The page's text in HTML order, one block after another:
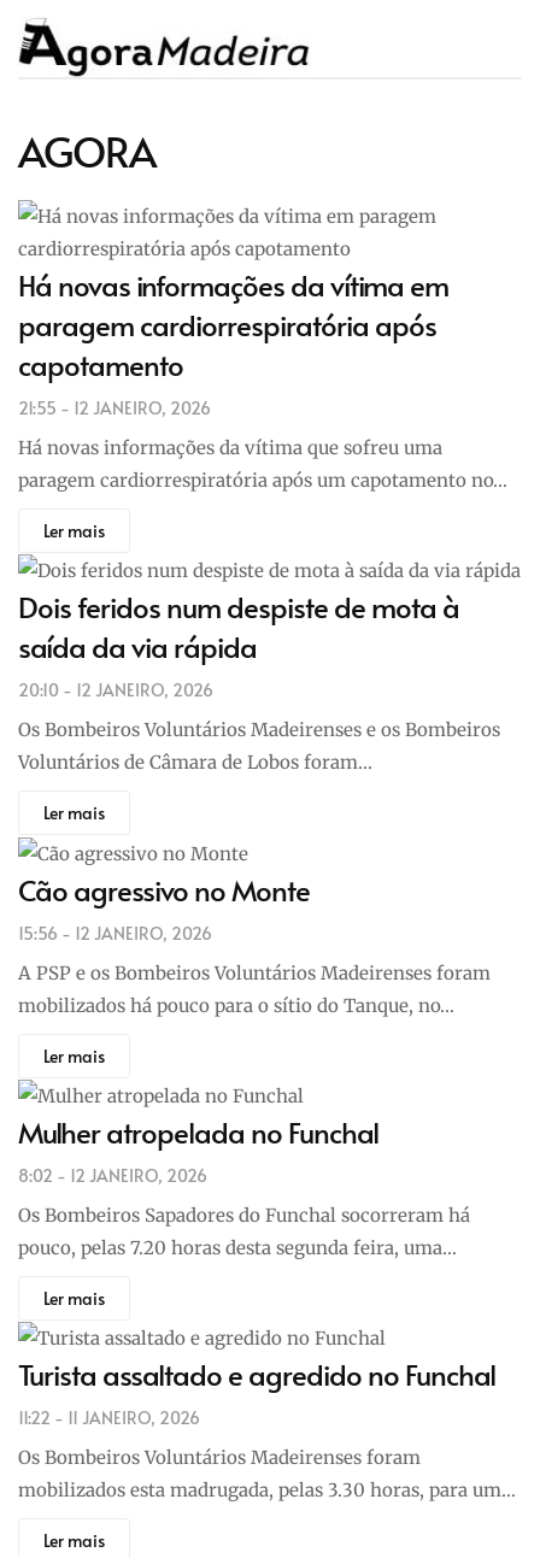
AGORA
Há novas informações da vítima em
paragem cardiorrespiratória após
capotamento
21:55 - 12 JANEIRO, 2026
Há novas informações da vítima que sofreu uma
paragem cardiorrespiratória após um capotamento no…
Ler mais
Dois feridos num despiste de mota à
saída da via rápida
20:10 - 12 JANEIRO, 2026
Os Bombeiros Voluntários Madeirenses e os Bombeiros
Voluntários de Câmara de Lobos foram…
Ler mais
Cão agressivo no Monte
15:56 - 12 JANEIRO, 2026
A PSP e os Bombeiros Voluntários Madeirenses foram
mobilizados há pouco para o sítio do Tanque, no…
Ler mais
Mulher atropelada no Funchal
8:02 - 12 JANEIRO, 2026
Os Bombeiros Sapadores do Funchal socorreram há
pouco, pelas 7.20 horas desta segunda feira, uma…
Ler mais
Turista assaltado e agredido no Funchal
11:22 - 11 JANEIRO, 2026
Os Bombeiros Voluntários Madeirenses foram
mobilizados esta madrugada, pelas 3.30 horas, para um…
Ler mais